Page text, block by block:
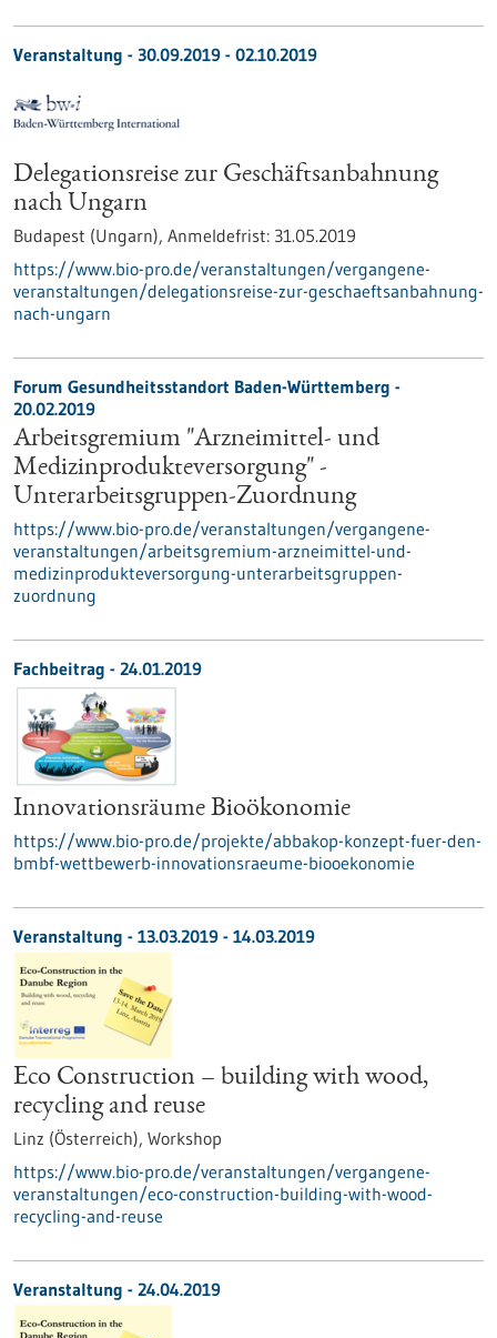
Veranstaltung - 30.09.2019 - 02.10.2019
Delegationsreise zur Geschäftsanbahnung
nach Ungarn
Budapest (Ungarn), Anmeldefrist: 31.05.2019
https://www.bio-pro.de/veranstaltungen/vergangene-
veranstaltungen/delegationsreise-zur-geschaeftsanbahnung-
nach-ungarn
Forum Gesundheitsstandort Baden-Württemberg -
20.02.2019
Arbeitsgremium "Arzneimittel- und
Medizinprodukteversorgung" -
Unterarbeitsgruppen-Zuordnung
https://www.bio-pro.de/veranstaltungen/vergangene-
veranstaltungen/arbeitsgremium-arzneimittel-und-
medizinprodukteversorgung-unterarbeitsgruppen-
zuordnung
Fachbeitrag - 24.01.2019
Innovationsräume Bioökonomie
https://www.bio-pro.de/projekte/abbakop-konzept-fuer-den-
bmbf-wettbewerb-innovationsraeume-biooekonomie
Veranstaltung - 13.03.2019 - 14.03.2019
Eco Construction – building with wood,
recycling and reuse
Linz (Österreich), Workshop
https://www.bio-pro.de/veranstaltungen/vergangene-
veranstaltungen/eco-construction-building-with-wood-
recycling-and-reuse
Veranstaltung - 24.04.2019